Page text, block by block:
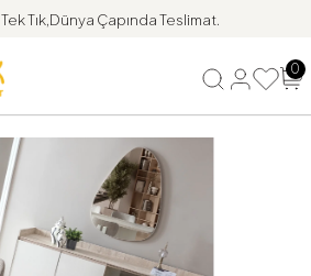
Tek Tık,Dünya Çapında Teslimat.
0